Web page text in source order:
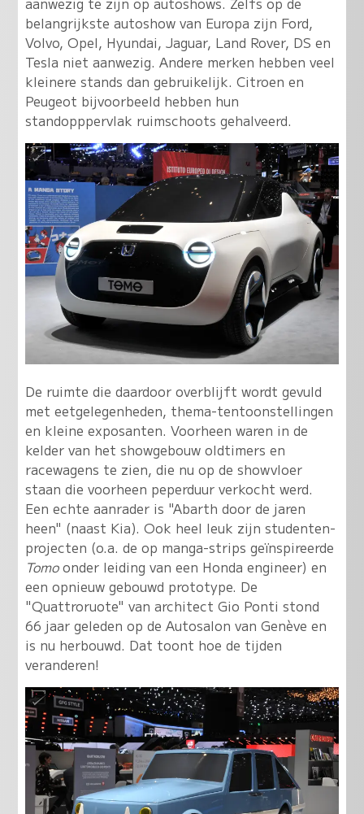
belangrijkste autoshow van Europa zijn Ford,
Volvo, Opel, Hyundai, Jaguar, Land Rover, DS en
Tesla niet aanwezig. Andere merken hebben veel
kleinere stands dan gebruikelijk. Citroen en
Peugeot bijvoorbeeld hebben hun
standopppervlak ruimschoots gehalveerd.
De ruimte die daardoor overblijft wordt gevuld
met eetgelegenheden, thema-tentoonstellingen
en kleine exposanten. Voorheen waren in de
kelder van het showgebouw oldtimers en
racewagens te zien, die nu op de showvloer
staan die voorheen peperduur verkocht werd.
Een echte aanrader is "Abarth door de jaren
heen" (naast Kia). Ook heel leuk zijn studenten-
projecten (o.a. de op manga-strips geïnspireerde
Tomoonder leiding van een Honda engineer) en
een opnieuw gebouwd prototype. De
"Quattroruote" van architect Gio Ponti stond
66 jaar geleden op de Autosalon van Genève en
is nu herbouwd. Dat toont hoe de tijden
veranderen!